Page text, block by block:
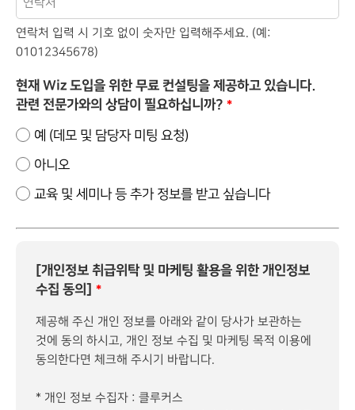
연락처 입력 시 기호 없이 숫자만 입력해주세요. (예:
01012345678)
현재 Wiz 도입을 위한 무료 컨설팅을 제공하고 있습니다.
관련 전문가와의 상담이 필요하십니까? *
예 (데모 및 담당자 미팅 요청)
아니오
교육 및 세미나 등 추가 정보를 받고 싶습니다
[개인정보 취급위탁 및 마케팅 활용을 위한 개인정보
수집 동의] *
제공해 주신 개인 정보를 아래와 같이 당사가 보관하는
것에 동의 하시고, 개인 정보 수집 및 마케팅 목적 이용에
동의한다면 체크해 주시기 바랍니다.
* 개인 정보 수집자 : 클루커스